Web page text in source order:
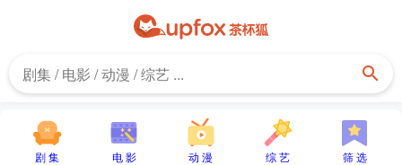
剧 集 电 影 动 漫 综 艺 筛 选